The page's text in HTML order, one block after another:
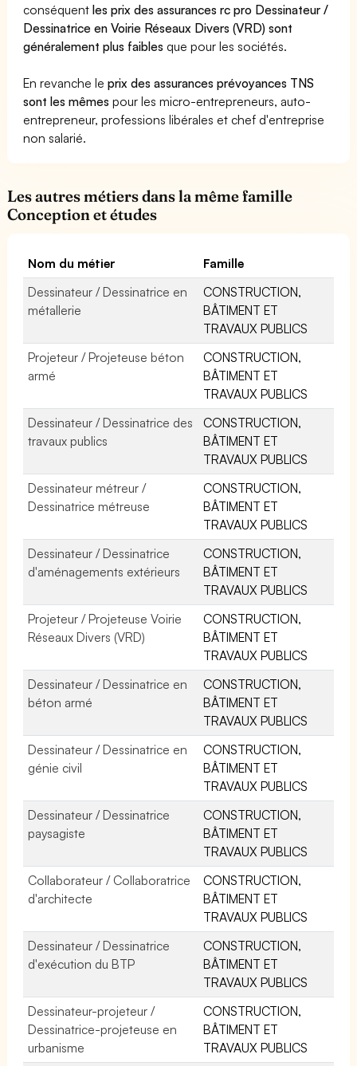
conséquentles prix des assurances rc pro Dessinateur /
Dessinatrice en Voirie Réseaux Divers (VRD) sont
généralement plus faibles que pour les sociétés.
En revanche leprix des assurances prévoyances TNS
sont les mêmes pour les micro-entrepreneurs, auto-
entrepreneur, professions libérales et chef d'entreprise
non salarié.
Les autres métiers dans la même famille
Conception et études
Nom du métier
Famille
Dessinateur / Dessinatrice en
métallerie
CONSTRUCTION,
BÂTIMENT ET
TRAVAUX PUBLICS
Projeteur / Projeteuse béton
armé
CONSTRUCTION,
BÂTIMENT ET
TRAVAUX PUBLICS
Dessinateur / Dessinatrice des
travaux publics
CONSTRUCTION,
BÂTIMENT ET
TRAVAUX PUBLICS
Dessinateur métreur /
Dessinatrice métreuse
CONSTRUCTION,
BÂTIMENT ET
TRAVAUX PUBLICS
Dessinateur / Dessinatrice
d'aménagements extérieurs
CONSTRUCTION,
BÂTIMENT ET
TRAVAUX PUBLICS
Projeteur / Projeteuse Voirie
Réseaux Divers (VRD)
CONSTRUCTION,
BÂTIMENT ET
TRAVAUX PUBLICS
Dessinateur / Dessinatrice en
béton armé
CONSTRUCTION,
BÂTIMENT ET
TRAVAUX PUBLICS
Dessinateur / Dessinatrice en
génie civil
CONSTRUCTION,
BÂTIMENT ET
TRAVAUX PUBLICS
Dessinateur / Dessinatrice
paysagiste
CONSTRUCTION,
BÂTIMENT ET
TRAVAUX PUBLICS
Collaborateur / Collaboratrice
d'architecte
CONSTRUCTION,
BÂTIMENT ET
TRAVAUX PUBLICS
Dessinateur / Dessinatrice
d'exécution du BTP
CONSTRUCTION,
BÂTIMENT ET
TRAVAUX PUBLICS
Dessinateur-projeteur /
Dessinatrice-projeteuse en
urbanisme
CONSTRUCTION,
BÂTIMENT ET
TRAVAUX PUBLICS